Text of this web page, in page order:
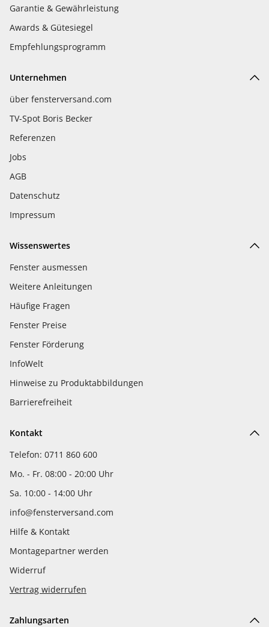
Garantie & Gewährleistung
Awards & Gütesiegel
Empfehlungsprogramm
Unternehmen
über fensterversand.com
TV-Spot Boris Becker
Referenzen
Jobs
AGB
Datenschutz
Impressum
Wissenswertes
Fenster ausmessen
Weitere Anleitungen
Häufige Fragen
Fenster Preise
Fenster Förderung
InfoWelt
Hinweise zu Produktabbildungen
Barrierefreiheit
Kontakt
Telefon: 0711 860 600
Mo. - Fr. 08:00 - 20:00 Uhr
Sa. 10:00 - 14:00 Uhr
info@fensterversand.com
Hilfe & Kontakt
Montagepartner werden
Widerruf
Vertrag widerrufen
Zahlungsarten